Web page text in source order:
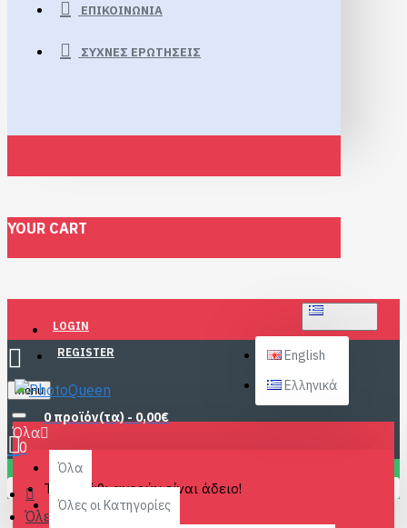
ΕΠΙΚΟΙΝΩΝΊΑ
ΣΥΧΝΈΣ ΕΡΩΤΉΣΕΙΣ
YOUR CART
LOGIN
REGISTER
English
Ελληνικά
Menu
0 προϊόν(τα) - 0,00€
0
Το καλάθι αγορών είναι άδειο!
Όλα
Όλα
Όλες οι Κατηγορίες
Όλες οι Κατηγορίες